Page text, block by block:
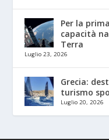
Per la
capacità
Terra
Luglio 23, 2026
Grecia:
turismo
Luglio 20, 2026